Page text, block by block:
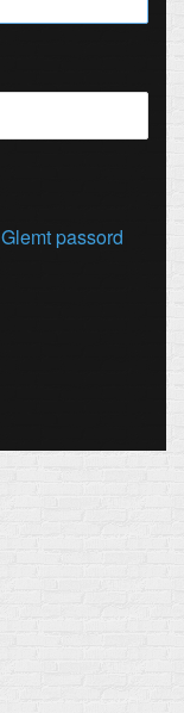
Glemt passord